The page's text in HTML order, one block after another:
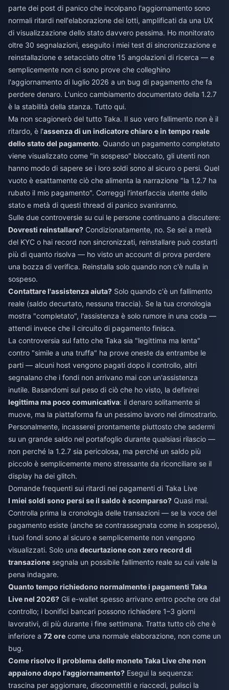
parte dei post di panico che incolpano l'aggiornamento sono
normali ritardi nell'elaborazione dei lotti, amplificati da una UX
di visualizzazione dello stato davvero pessima. Ho monitorato
oltre 30 segnalazioni, eseguito i miei test di sincronizzazione e
reinstallazione e setacciato oltre 15 angolazioni di ricerca — e
semplicemente non ci sono prove che colleghino
l'aggiornamento di luglio 2026 a un bug di pagamento che fa
perdere denaro. L'unico cambiamento documentato della 1.2.7
è la stabilità della stanza. Tutto qui.
Ma non scagionerò del tutto Taka. Il suo vero fallimento non è il
ritardo, è l'assenza di un indicatore chiaro e in tempo reale
dello stato del pagamento. Quando un pagamento completato
viene visualizzato come "in sospeso" bloccato, gli utenti non
hanno modo di sapere se i loro soldi sono al sicuro o persi. Quel
vuoto è esattamente ciò che alimenta la narrazione "la 1.2.7 ha
rubato il mio pagamento". Correggi l'interfaccia utente dello
stato e metà di questi thread di panico svaniranno.
Sulle due controversie su cui le persone continuano a discutere:
Dovresti reinstallare? Condizionatamente, no. Se sei a metà
del KYC o hai record non sincronizzati, reinstallare può costarti
più di quanto risolva — ho visto un account di prova perdere
una bozza di verifica. Reinstalla solo quando non c'è nulla in
sospeso.
Contattare l'assistenza aiuta? Solo quando c'è un fallimento
reale (saldo decurtato, nessuna traccia). Se la tua cronologia
mostra "completato", l'assistenza è solo rumore in una coda —
attendi invece che il circuito di pagamento finisca.
La controversia sul fatto che Taka sia "legittima ma lenta"
contro "simile a una truffa" ha prove oneste da entrambe le
parti — alcuni host vengono pagati dopo il controllo, altri
segnalano che i fondi non arrivano mai con un'assistenza
inutile. Basandomi sul peso di ciò che ho visto, la definirei
legittima ma poco comunicativa: il denaro solitamente si
muove, ma la piattaforma fa un pessimo lavoro nel dimostrarlo.
Personalmente, incasserei prontamente piuttosto che sedermi
su un grande saldo nel portafoglio durante qualsiasi rilascio —
non perché la 1.2.7 sia pericolosa, ma perché un saldo più
piccolo è semplicemente meno stressante da riconciliare se il
display ha dei glitch.
Domande frequenti sui ritardi nei pagamenti di Taka Live
I miei soldi sono persi se il saldo è scomparso? Quasi mai.
Controlla prima la cronologia delle transazioni — se la voce del
pagamento esiste (anche se contrassegnata come in sospeso),
i tuoi fondi sono al sicuro e semplicemente non vengono
visualizzati. Solo una decurtazione con zero record di
transazione segnala un possibile fallimento reale su cui vale la
pena indagare.
Quanto tempo richiedono normalmente i pagamenti Taka
Live nel 2026? Gli e-wallet spesso arrivano entro poche ore dal
controllo; i bonifici bancari possono richiedere 1–3 giorni
lavorativi, di più durante i fine settimana. Tratta tutto ciò che è
inferiore a 72 ore come una normale elaborazione, non come un
bug.
Come risolvo il problema delle monete Taka Live che non
appaiono dopo l'aggiornamento? Esegui la sequenza:
trascina per aggiornare, disconnettiti e riaccedi, pulisci la